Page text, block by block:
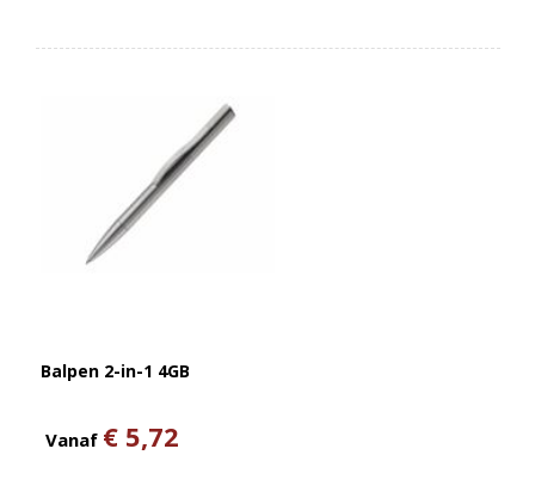
Balpen 2-in-1 4GB
Vanaf € 5,72